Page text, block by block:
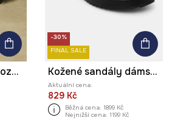
Sandály dámské s ozdobnou aplikací černá barva
-30%
FINAL SALE
Kožené sandály dámské s ozdobnou aplikací černá barva
Aktuální cena:
829 Kč
Běžná cena: 1899 Kč
Nejnižší cena: 1199 Kč